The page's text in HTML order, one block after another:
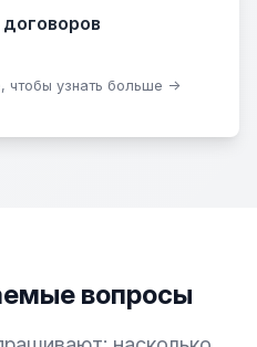
чтобы узнать больше →
образцы
вопросы